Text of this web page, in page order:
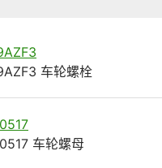
车轮螺栓
车轮螺母